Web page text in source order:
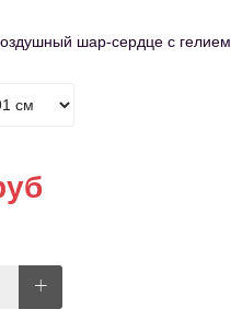
шар-сердце с гелием